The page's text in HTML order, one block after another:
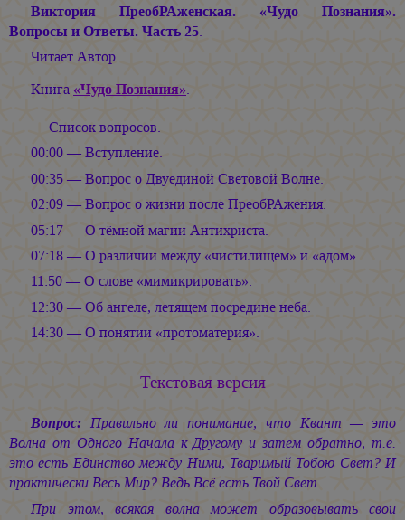
Виктория ПреобРАженская. «Чудо Познания».
Вопросы и Oтветы. Часть 25.
Читает Автор.
Книга «Чудо Познания».
Список вопросов.
00:00 — Вступление.
00:35 — Вопрос о Двуединой Световой Волне.
02:09 — Вопрос о жизни после ПреобРАжения.
05:17 — О тёмной магии Антихриста.
07:18 — О различии между «чистилищем» и «адом».
11:50 — О слове «мимикрировать».
12:30 — Об ангеле, летящем посредине неба.
14:30 — О понятии «протоматерия».
Текстовая версия
Вопрос: Правильно ли понимание, что Квант — это
Волна от Одного Начала к Другому и затем обратно, т.е.
это есть Единство между Ними, Тваримый Тобою Свет? И
практически Весь Мир? Ведь Всё есть Твой Свет.
При этом, всякая волна может образовывать свои